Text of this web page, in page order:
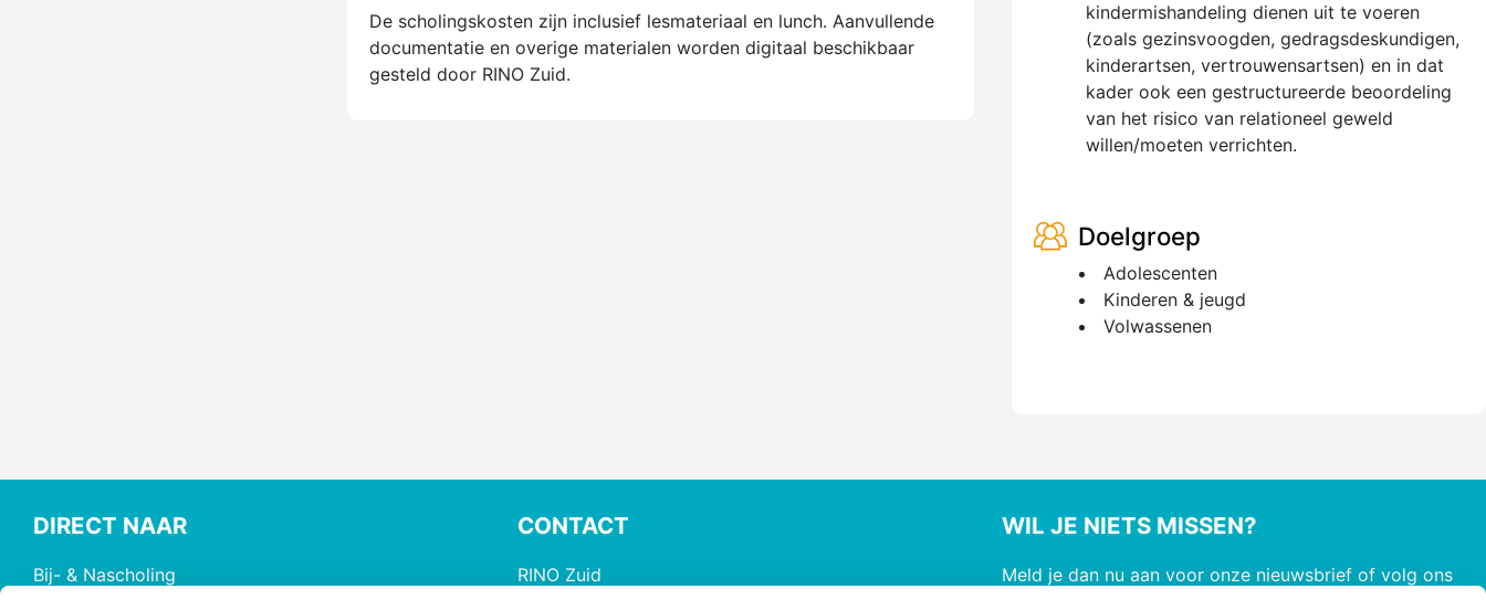
De scholingskosten zijn inclusief lesmateriaal en lunch. Aanvullende
documentatie en overige materialen worden digitaal beschikbaar
gesteld door RINO Zuid.
kindermishandeling dienen uit te voeren
(zoals gezinsvoogden, gedragsdeskundigen,
kinderartsen, vertrouwensartsen) en in dat
kader ook een gestructureerde beoordeling
van het risico van relationeel geweld
willen/moeten verrichten.
Doelgroep
Adolescenten
Kinderen & jeugd
Volwassenen
DIRECT NAAR
Bij- & Nascholing
CONTACT
RINO Zuid
WIL JE NIETS MISSEN?
Meld je dan nu aan voor onze nieuwsbrief of volg ons